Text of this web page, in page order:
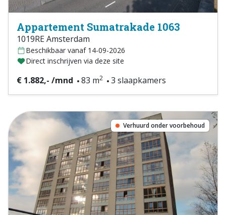
Appartement Sumatrakade 1063
1019RE Amsterdam
Beschikbaar vanaf 14-09-2026
Direct inschrijven via deze site
€ 1.882,- /mnd 83 m2 3 slaapkamers
Verhuurd onder voorbehoud